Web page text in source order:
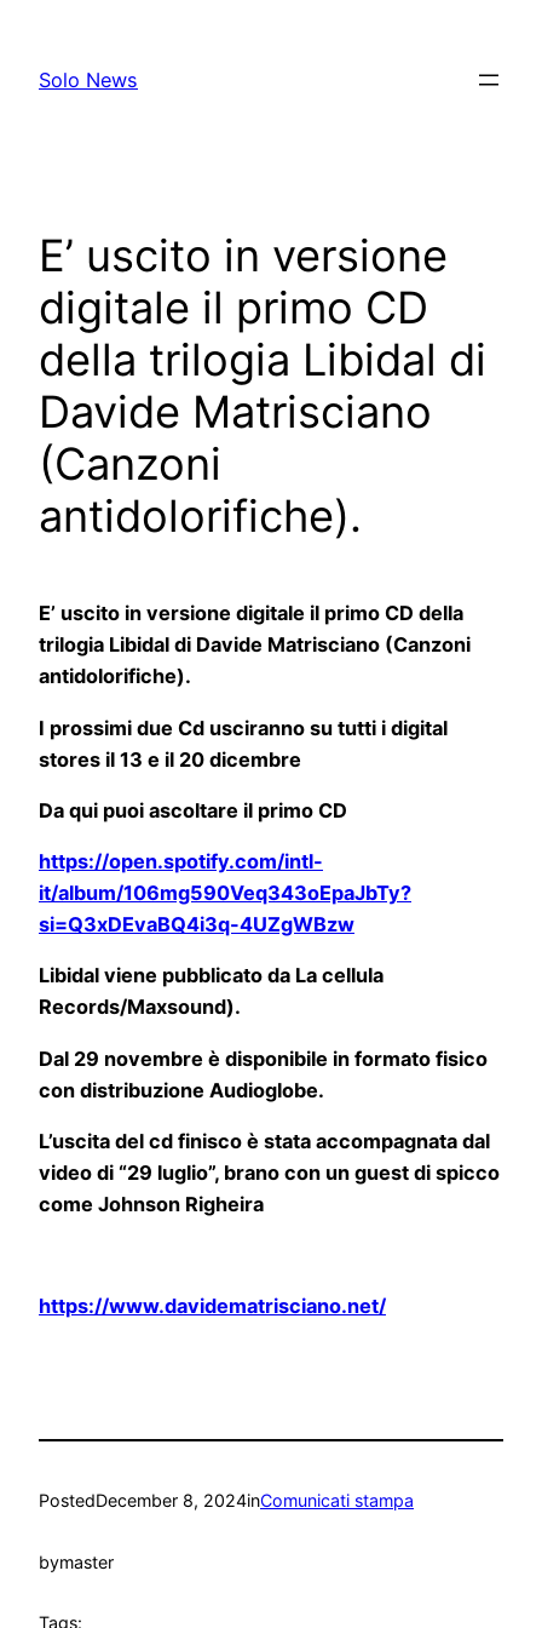
content
Solo News
E’ uscito in versione
digitale il primo CD
della trilogia Libidal di
Davide Matrisciano
(Canzoni
antidolorifiche).
E’ uscito in versione digitale il primo CD della
trilogia Libidal di Davide Matrisciano (Canzoni
antidolorifiche).
I prossimi due Cd usciranno su tutti i digital
stores il 13 e il 20 dicembre
Da qui puoi ascoltare il primo CD
https://open.spotify.com/intl-
it/album/106mg590Veq343oEpaJbTy?
si=Q3xDEvaBQ4i3q-4UZgWBzw
Libidal viene pubblicato da La cellula
Records/Maxsound).
Dal 29 novembre è disponibile in formato fisico
con distribuzione Audioglobe.
L’uscita del cd finisco è stata accompagnata dal
video di “29 luglio”, brano con un guest di spicco
come Johnson Righeira
https://www.davidematrisciano.net/
PostedDecember 8, 2024inComunicati stampa
bymaster
Tags: